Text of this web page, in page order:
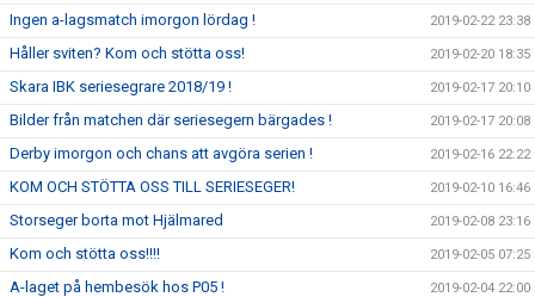
Ingen a-lagsmatch imorgon lördag ! 2019-02-22 23:38
Håller sviten? Kom och stötta oss! 2019-02-20 18:35
Skara IBK seriesegrare 2018/19 ! 2019-02-17 20:10
Bilder från matchen där seriesegern bärgades ! 2019-02-17 20:08
Derby imorgon och chans att avgöra serien ! 2019-02-16 22:22
KOM OCH STÖTTA OSS TILL SERIESEGER! 2019-02-10 16:46
Storseger borta mot Hjälmared 2019-02-08 23:16
Kom och stötta oss!!!! 2019-02-05 07:25
A-laget på hembesök hos P05 ! 2019-02-04 22:00